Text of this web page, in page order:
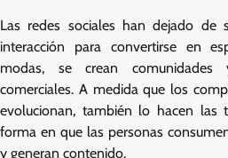
Las redes sociales han dejado de
interacción para convertirse en
modas, se crean
comerciales. A medida que los
evolucionan, también lo hacen las
forma en que las personas
y generan contenido.